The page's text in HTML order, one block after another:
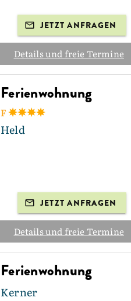
JETZT ANFRAGEN
Details und freie Termine
Ferienwohnung
F
Held
JETZT ANFRAGEN
Details und freie Termine
Ferienwohnung
Kerner